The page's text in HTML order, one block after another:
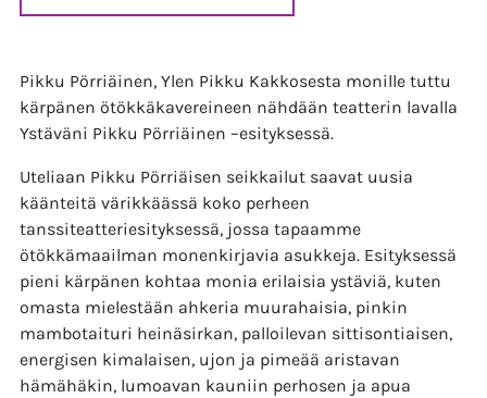
Pikku Pörriäinen, Ylen Pikku Kakkosesta monille tuttu
kärpänen ötökkäkavereineen nähdään teatterin lavalla
Ystäväni Pikku Pörriäinen –esityksessä.
Uteliaan Pikku Pörriäisen seikkailut saavat uusia
käänteitä värikkäässä koko perheen
tanssiteatteriesityksessä, jossa tapaamme
ötökkämaailman monenkirjavia asukkeja. Esityksessä
pieni kärpänen kohtaa monia erilaisia ystäviä, kuten
omasta mielestään ahkeria muurahaisia, pinkin
mambotaituri heinäsirkan, palloilevan sittisontiaisen,
energisen kimalaisen, ujon ja pimeää aristavan
hämähäkin, lumoavan kauniin perhosen ja apua